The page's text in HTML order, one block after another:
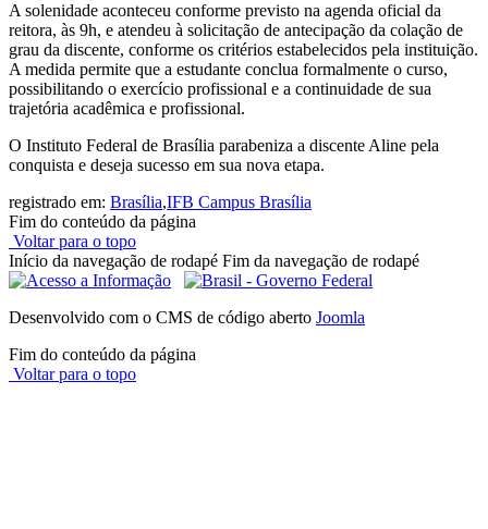
A solenidade aconteceu conforme previsto na agenda oficial da
reitora, às 9h, e atendeu à solicitação de antecipação da colação de
grau da discente, conforme os critérios estabelecidos pela instituição.
A medida permite que a estudante conclua formalmente o curso,
possibilitando o exercício profissional e a continuidade de sua
trajetória acadêmica e profissional.
O Instituto Federal de Brasília parabeniza a discente Aline pela
conquista e deseja sucesso em sua nova etapa.
registrado em: Brasília,IFB Campus Brasília
Fim do conteúdo da página
Voltar para o topo
Início da navegação de rodapé Fim da navegação de rodapé
Desenvolvido com o CMS de código aberto Joomla
Fim do conteúdo da página
Voltar para o topo